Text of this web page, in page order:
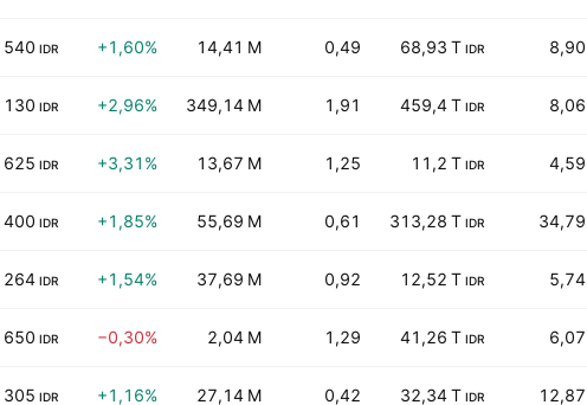
540 IDR +1,60% 14,41 M 0,49 68,93 T IDR 8,90
130 IDR +2,96% 349,14 M 1,91 459,4 T IDR 8,06
625 IDR +3,31% 13,67 M 1,25 11,2 T IDR 4,59
400 IDR +1,85% 55,69 M 0,61 313,28 T IDR 34,79
264 IDR +1,54% 37,69 M 0,92 12,52 T IDR 5,74
650 IDR −0,30% 2,04 M 1,29 41,26 T IDR 6,07
305 IDR +1,16% 27,14 M 0,42 32,34 T IDR 12,87